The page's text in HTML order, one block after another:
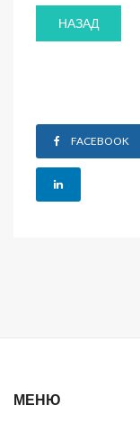
НАЗАД
FACEBOOK
МЕНЮ